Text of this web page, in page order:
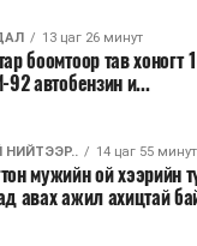
Гэвч бүс
батлагдах хүртэл
байгаа юм.
13 цаг 26 минут
боомтоор тав хоногт
92 автобензин и...
НИЙТЭЭР.. 14 цаг 55 минут
мужийн ой хээрийн
авах ажил ахицтай